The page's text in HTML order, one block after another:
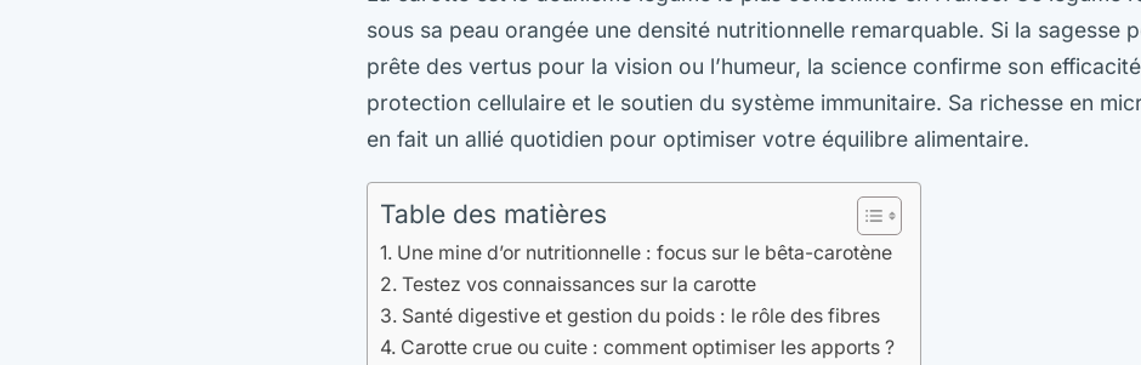
sous sa peau orangée une densité nutritionnelle remarquable. Si la sagesse
prête des vertus pour la vision ou l’humeur, la science confirme son
protection cellulaire et le soutien du système immunitaire. Sa richesse en
en fait un allié quotidien pour optimiser votre équilibre alimentaire.
Table des matières
Une mine d’or nutritionnelle : focus sur le bêta-carotène
Testez vos connaissances sur la carotte
Santé digestive et gestion du poids : le rôle des fibres
Carotte crue ou cuite : comment optimiser les apports ?